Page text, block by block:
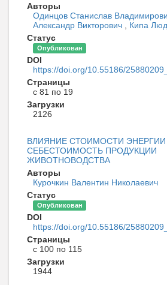
Авторы
Одинцов Станислав
Александр Викторович
Кипа
Статус
Опубликован
DOI
https://doi.org/10.55186/
Страницы
с 81 по 19
Загрузки
2126
ВЛИЯНИЕ СТОИМОСТИ ЭНЕРГИИ
СЕБЕСТОИМОСТЬ ПРОДУКЦИИ
ЖИВОТНОВОДСТВА
Авторы
Курочкин Валентин Николаевич
Статус
Опубликован
DOI
https://doi.org/10.55186/
Страницы
с 100 по 115
Загрузки
1944